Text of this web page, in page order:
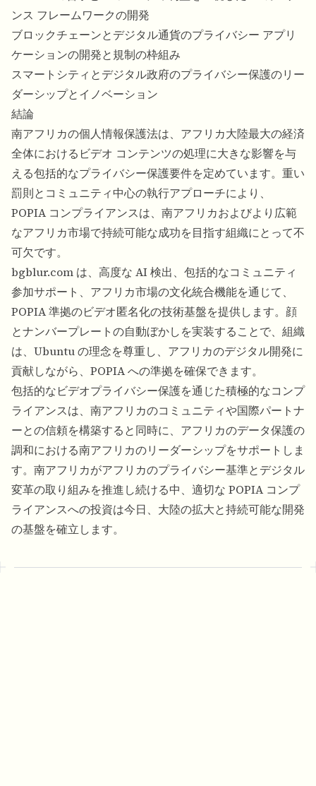
ンス フレームワークの開発
ブロックチェーンとデジタル通貨のプライバシー アプリ
ケーションの開発と規制の枠組み
スマートシティとデジタル政府のプライバシー保護のリー
ダーシップとイノベーション
結論
南アフリカの個人情報保護法は、アフリカ大陸最大の経済
全体におけるビデオ コンテンツの処理に大きな影響を与
える包括的なプライバシー保護要件を定めています。重い
罰則とコミュニティ中心の執行アプローチにより、
POPIA コンプライアンスは、南アフリカおよびより広範
なアフリカ市場で持続可能な成功を目指す組織にとって不
可欠です。
bgblur.com は、高度な AI 検出、包括的なコミュニティ
参加サポート、アフリカ市場の文化統合機能を通じて、
POPIA 準拠のビデオ匿名化の技術基盤を提供します。顔
とナンバープレートの自動ぼかしを実装することで、組織
は、Ubuntu の理念を尊重し、アフリカのデジタル開発に
貢献しながら、POPIA への準拠を確保できます。
包括的なビデオプライバシー保護を通じた積極的なコンプ
ライアンスは、南アフリカのコミュニティや国際パートナ
ーとの信頼を構築すると同時に、アフリカのデータ保護の
調和における南アフリカのリーダーシップをサポートしま
す。南アフリカがアフリカのプライバシー基準とデジタル
変革の取り組みを推進し続ける中、適切な POPIA コンプ
ライアンスへの投資は今日、大陸の拡大と持続可能な開発
の基盤を確立します。